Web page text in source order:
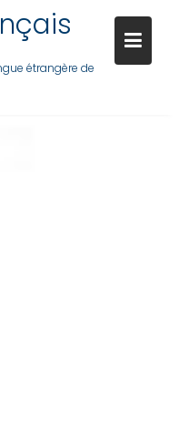
étrangère de